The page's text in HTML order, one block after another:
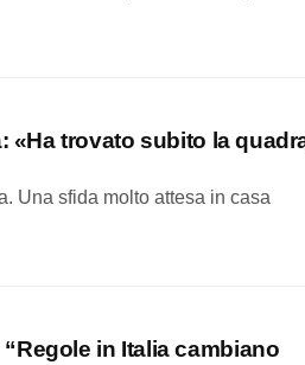
«Ha trovato subito la
Una sfida molto attesa in casa
in Italia cambiano